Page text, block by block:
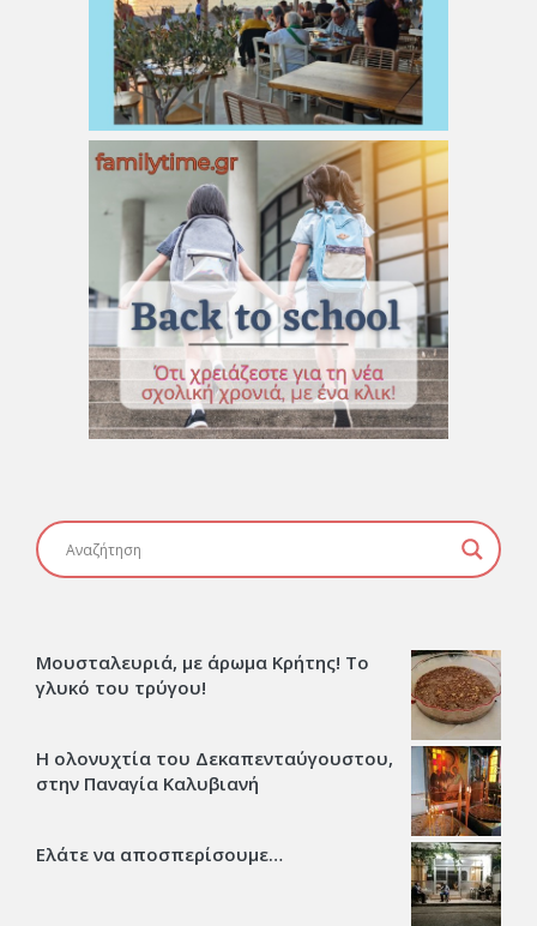
Μουσταλευριά, με άρωμα Κρήτης! Το
γλυκό του τρύγου!
Η ολονυχτία του Δεκαπενταύγουστου,
στην Παναγία Καλυβιανή
Ελάτε να αποσπερίσουμε…